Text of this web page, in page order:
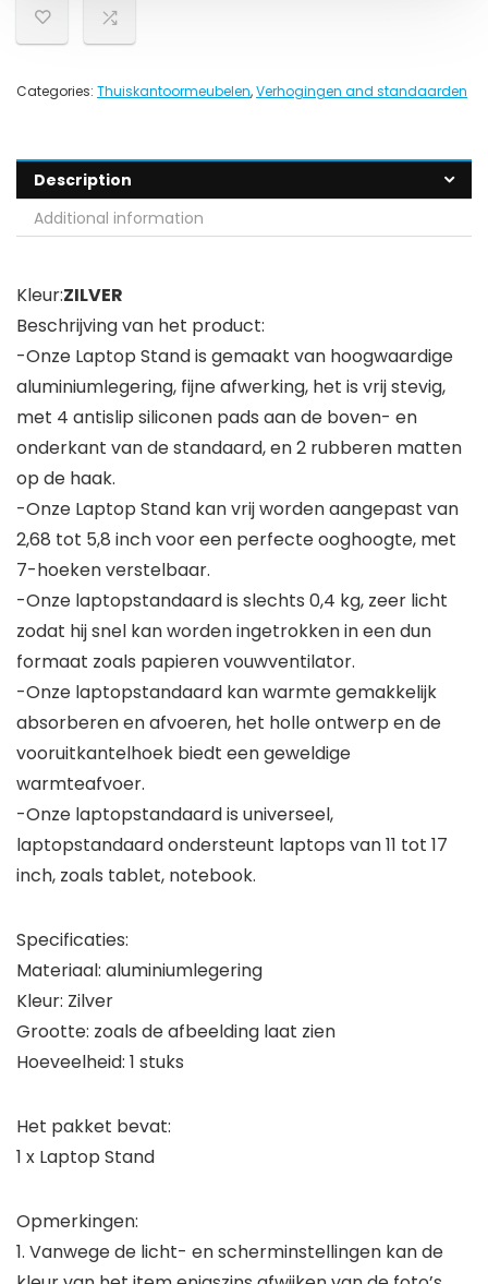
Categories: Thuiskantoormeubelen,Verhogingen and standaarden
Description
Additional information
Kleur:ZILVER
Beschrijving van het product:
-Onze Laptop Stand is gemaakt van hoogwaardige
aluminiumlegering, fijne afwerking, het is vrij stevig,
met 4 antislip siliconen pads aan de boven- en
onderkant van de standaard, en 2 rubberen matten
op de haak.
-Onze Laptop Stand kan vrij worden aangepast van
2,68 tot 5,8 inch voor een perfecte ooghoogte, met
7-hoeken verstelbaar.
-Onze laptopstandaard is slechts 0,4 kg, zeer licht
zodat hij snel kan worden ingetrokken in een dun
formaat zoals papieren vouwventilator.
-Onze laptopstandaard kan warmte gemakkelijk
absorberen en afvoeren, het holle ontwerp en de
vooruitkantelhoek biedt een geweldige
warmteafvoer.
-Onze laptopstandaard is universeel,
laptopstandaard ondersteunt laptops van 11 tot 17
inch, zoals tablet, notebook.
Specificaties:
Materiaal: aluminiumlegering
Kleur: Zilver
Grootte: zoals de afbeelding laat zien
Hoeveelheid: 1 stuks
Het pakket bevat:
1 x Laptop Stand
Opmerkingen:
1. Vanwege de licht- en scherminstellingen kan de